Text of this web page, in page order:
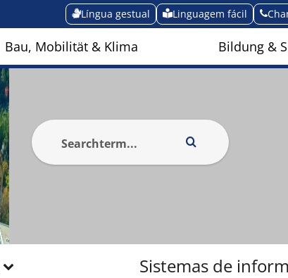
Língua gestual Linguagem fácil
Bau, Mobilität & Klima Bildung &
Sistemas de